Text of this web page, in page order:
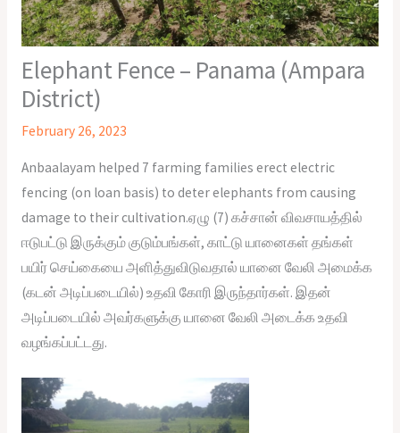
Elephant Fence – Panama (Ampara
District)
February 26, 2023
Anbaalayam helped 7 farming families erect electric
fencing (on loan basis) to deter elephants from causing
damage to their cultivation.ஏழு (7) கச்சான் விவசாயத்தில்
ஈடுபட்டு இருக்கும் குடும்பங்கள், காட்டு யானைகள் தங்கள்
பயிர் செய்கையை அளித்துவிடுவதால் யானை வேலி அமைக்க
(கடன் அடிப்படையில்) உதவி கோரி இருந்தார்கள். இதன்
அடிப்படையில் அவர்களுக்கு யானை வேலி அடைக்க உதவி
வழங்கப்பட்டது.